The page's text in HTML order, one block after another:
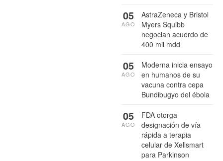
AstraZeneca y Bristol
Myers Squibb
negocian acuerdo de
400 mil mdd
05
AGO
Moderna inicia ensayo
en humanos de su
vacuna contra cepa
Bundibugyo del ébola
05
AGO
FDA otorga
designación de vía
rápida a terapia
celular de Xellsmart
para Parkinson
05
AGO